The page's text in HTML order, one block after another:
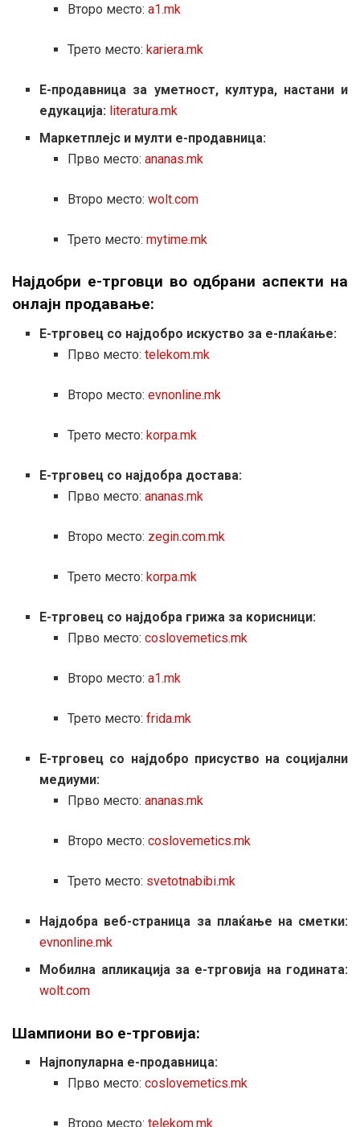
Второ место: a1.mk
Трето место: kariera.mk
Е-продавница за уметност, култура, настани и
едукација: literatura.mk
Маркетплејс и мулти е-продавница:
Прво место: ananas.mk
Второ место: wolt.com
Трето место: mytime.mk
Најдобри е-трговци во одбрани аспекти на
онлајн продавање:
Е-трговец со најдобро искуство за е-плаќање:
Прво место: telekom.mk
Второ место: evnonline.mk
Трето место: korpa.mk
Е-трговец со најдобра достава:
Прво место: ananas.mk
Второ место: zegin.com.mk
Трето место: korpa.mk
Е-трговец со најдобра грижа за корисници:
Прво место: coslovemetics.mk
Второ место: a1.mk
Трето место: frida.mk
Е-трговец со најдобро присуство на социјални
медиуми:
Прво место: ananas.mk
Второ место: coslovemetics.mk
Трето место: svetotnabibi.mk
Најдобра веб-страница за плаќање на сметки:
evnonline.mk
Мобилна апликација за е-трговија на годината:
wolt.com
Шампиони во е-трговија:
Најпопуларна е-продавница:
Прво место: coslovemetics.mk
Второ место: telekom.mk